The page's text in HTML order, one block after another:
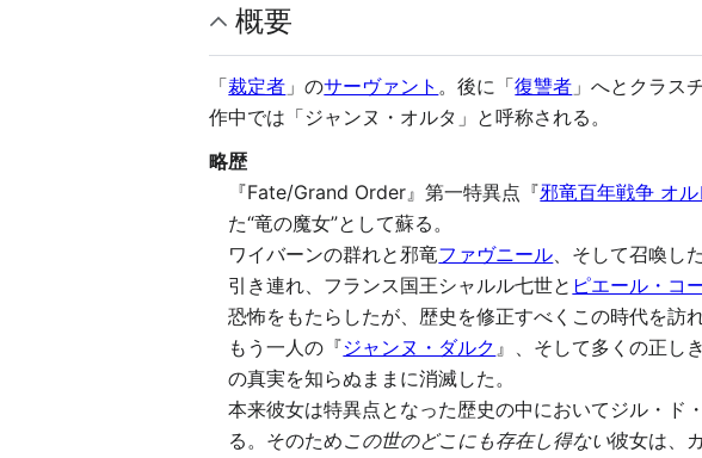
概要
「裁定者 」のサーヴァント 。後に「復讐者 」へとクラス
作中では「ジャンヌ・オルタ」と呼称される。
略歴
『Fate/Grand Order』第一特異点『邪竜百年戦争 オ
た“竜の魔女”として蘇る。
ワイバーンの群れと邪竜ファヴニール、そして召喚し
引き連れ、フランス国王シャルル七世と ピエール・コ
恐怖をもたらしたが、歴史を修正すべくこの時代を訪
もう一人の『ジャンヌ・ダルク 』、そして多くの正し
の真実を知らぬままに消滅した。
本来彼女は特異点となった歴史の中においてジル・ド
る。そのためこの世のどこにも存在し得ない彼女は、